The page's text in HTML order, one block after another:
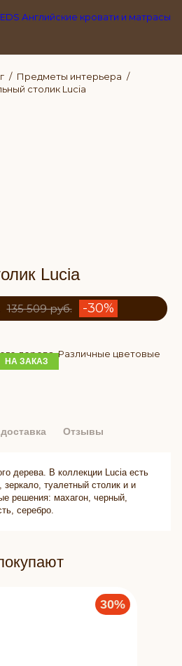
Предметы интерьера
столик Lucia
Lucia
135 509 руб. -30%
НА ЗАКАЗ
дерева. Различные цветовые
Отзывы
дерева. В коллекции Lucia есть
туалетный столик и и
решения: махагон, черный,
серебро.
30%